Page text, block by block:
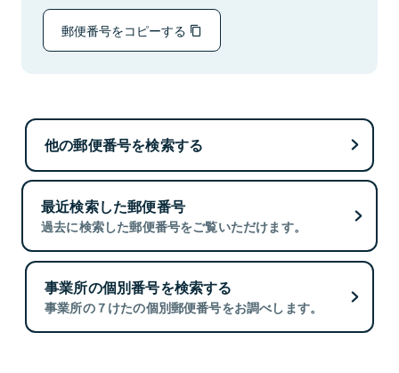
郵便番号をコピーする
他の郵便番号を検索する
最近検索した郵便番号
過去に検索した郵便番号をご覧いただけます。
事業所の個別番号を検索する
事業所の７けたの個別郵便番号をお調べします。